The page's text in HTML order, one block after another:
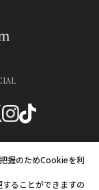
握のためCookieを利
ることができますの